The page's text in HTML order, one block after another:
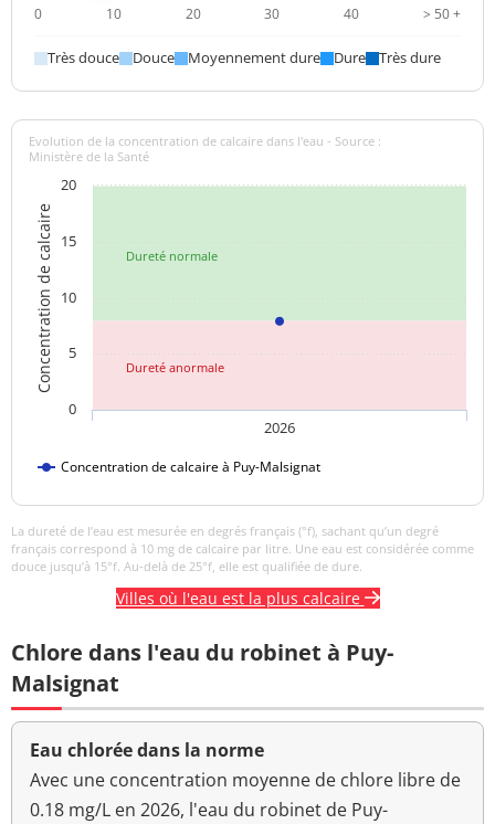
Saveur (qualitatif)
changement
Sulfates 1,5 mg/L <=250 mg/L
Titre alcalimétrique
complet
Température de l'eau
Titre hydrotimétrique
Turbidité
néphélométrique NFU
0 10 20 30 40 > 50 +
Très douce Douce Moyennement dure Dure Très dure
Dureté normale
Dureté anormale
Concentration de calcaire
Evolution de la concentration de calcaire dans l'eau - Source :
Ministère de la Santé
Concentration de calcaire à Puy-Malsignat
2026
0
5
10
15
20
La dureté de l’eau est mesurée en degrés français (°f), sachant qu’un degré
français correspond à 10 mg de calcaire par litre. Une eau est considérée comme
douce jusqu’à 15°f. Au-delà de 25°f, elle est qualifiée de dure.
Villes où l'eau est la plus calcaire
Chlore dans l'eau du robinet à Puy-
Malsignat
Eau chlorée dans la norme
Avec une concentration moyenne de chlore libre de
0.18 mg/L en 2026, l'eau du robinet de Puy-